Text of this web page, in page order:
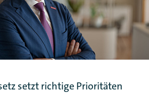
setzt richtige Prioritäten